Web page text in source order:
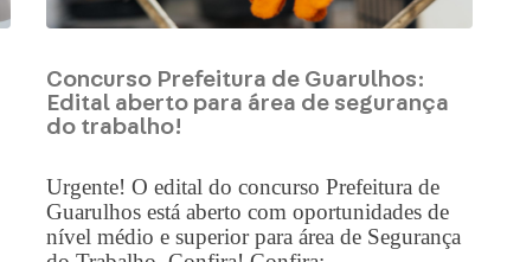
Concurso Prefeitura de Guarulhos:
Edital aberto para área de segurança
do trabalho!
Urgente! O edital do concurso Prefeitura de
Guarulhos está aberto com oportunidades de
nível médio e superior para área de Segurança